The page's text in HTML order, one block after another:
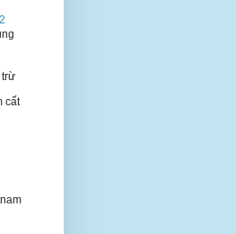
trừ
cất